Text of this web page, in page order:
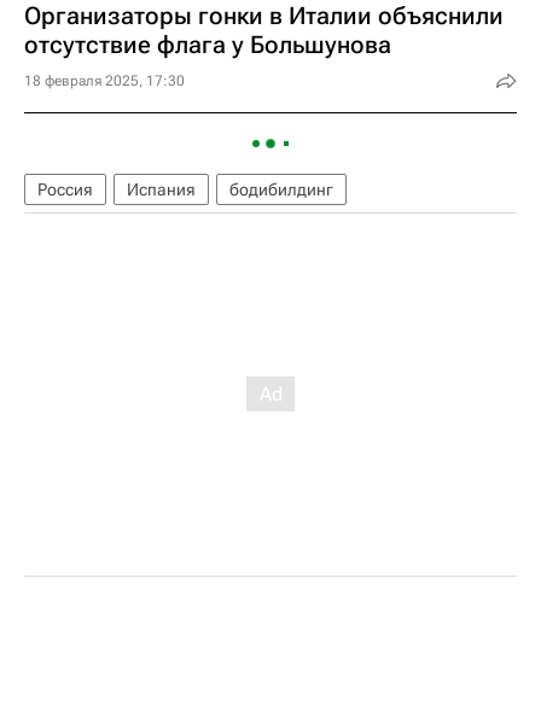
Организаторы гонки в Италии объяснили
отсутствие флага у Большунова
18 февраля 2025, 17:30
Россия Испания бодибилдинг